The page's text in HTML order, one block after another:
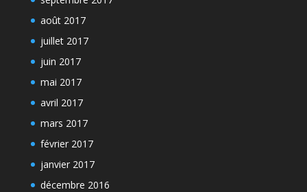
août 2017
juillet 2017
juin 2017
mai 2017
avril 2017
mars 2017
février 2017
janvier 2017
décembre 2016